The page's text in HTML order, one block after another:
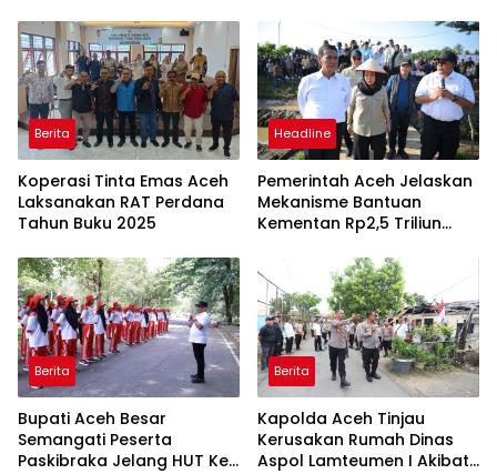
Berita
Koperasi Tinta Emas Aceh
Laksanakan RAT Perdana
Tahun Buku 2025
Headline
Pemerintah Aceh Jelaskan
Mekanisme Bantuan
Kementan Rp2,5 Triliun
dan Kebun
Berita
Bupati Aceh Besar
Semangati Peserta
Paskibraka Jelang HUT Ke-
Berita
Kapolda Aceh Tinjau
Kerusakan Rumah Dinas
Aspol Lamteumen I Akibat